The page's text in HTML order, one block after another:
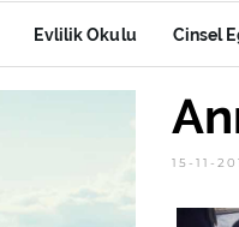
Evlilik Okulu Cinsel
15-11-